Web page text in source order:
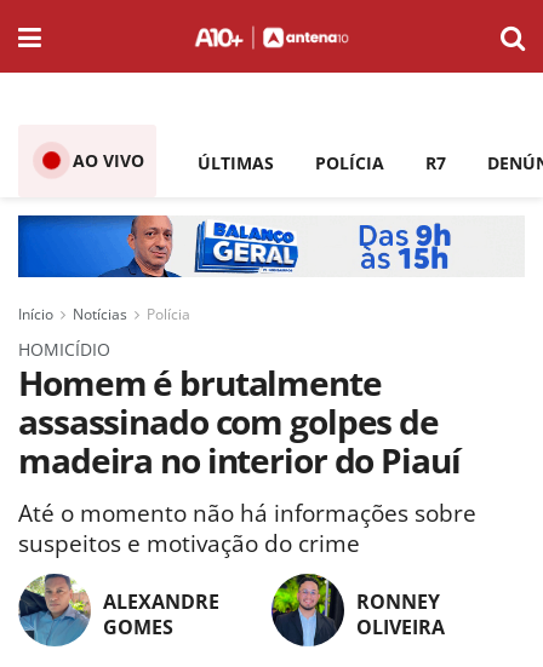
AO VIVO ÚLTIMAS POLÍCIA R7
Início Notícias Polícia
HOMICÍDIO
Homem é brutalmente
assassinado com golpes de
madeira no interior do Piauí
Até o momento não há informações sobre
suspeitos e motivação do crime
ALEXANDRE
GOMES
RONNEY
OLIVEIRA